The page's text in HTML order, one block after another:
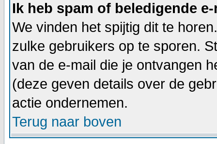
Ik heb spam of beledigende
We vinden het spijtig dit te
zulke gebruikers op te sporen.
van de e-mail die je ontvangen
(deze geven details over de
actie ondernemen.
Terug naar boven